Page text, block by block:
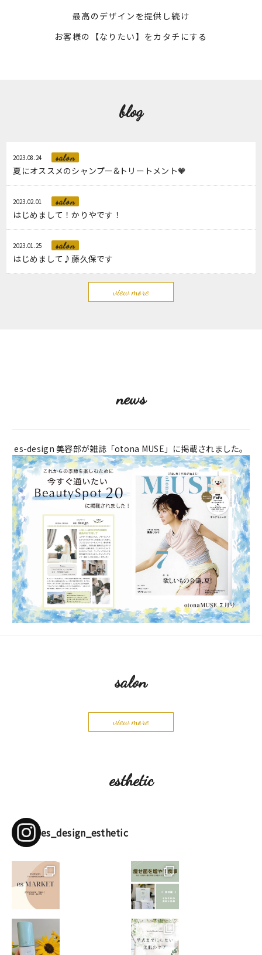
最高のデザインを提供し続け
お客様の【なりたい】をカタチにする
blog
2023.08.24 salon
夏にオススメのシャンプー&トリートメント🧡
2023.02.01 salon
はじめまして！かりやです！
2023.01.25 salon
はじめまして♪藤久保です
view more
news
es-design 美容部が雑誌「otona MUSE」に掲載されました。
salon
view more
esthetic
es_design_esthetic